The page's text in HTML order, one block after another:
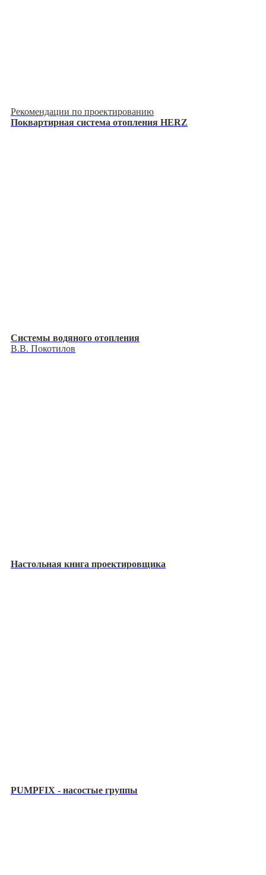
Рекомендации по проектированию
Поквартирная система отопления HERZ
Системы водяного отопления
В.В. Покотилов
Настольная книга проектировщика
PUMPFIX - насостые группы